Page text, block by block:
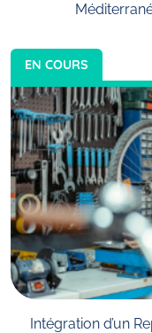
EN COURS
Intégration d’un